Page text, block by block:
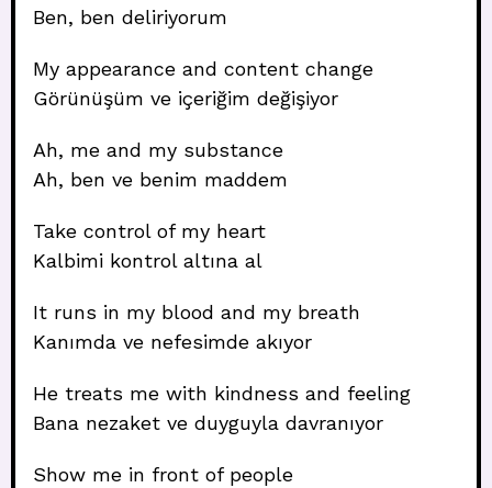
Ben, ben deliriyorum
My appearance and content change
Görünüşüm ve içeriğim değişiyor
Ah, me and my substance
Ah, ben ve benim maddem
Take control of my heart
Kalbimi kontrol altına al
It runs in my blood and my breath
Kanımda ve nefesimde akıyor
He treats me with kindness and feeling
Bana nezaket ve duyguyla davranıyor
Show me in front of people